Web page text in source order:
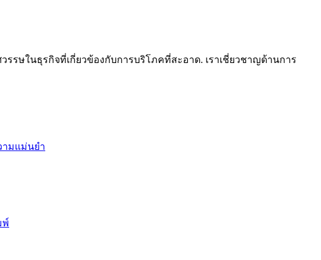
รรษในธุรกิจที่เกี่ยวข้องกับการบริโภคที่สะอาด. เราเชี่ยวชาญด้านการ
ามแม่นยำ
พ์